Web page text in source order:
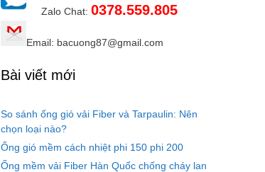
Zalo Chat: 0378.559.805
Email: bacuong87@gmail.com
Bài viết mới
So sánh ống gió vải Fiber và Tarpaulin: Nên
chọn loại nào?
Ống gió mềm cách nhiệt phi 150 phi 200
Ống mềm vải Fiber Hàn Quốc chống cháy lan